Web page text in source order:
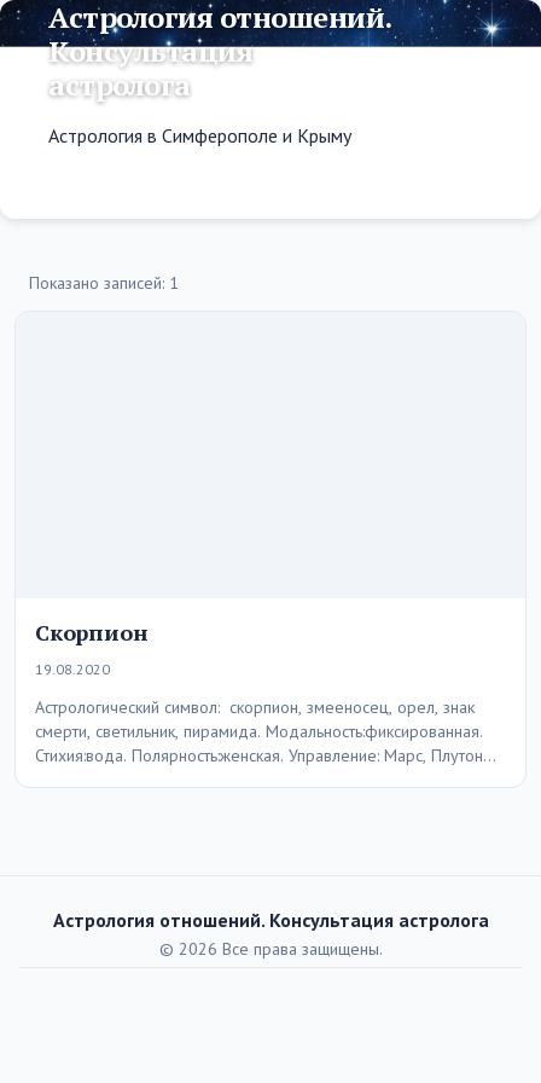
Астрология отношений.
Консультация
астролога
Астрология в Симферополе и Крыму
Показано записей: 1
Скорпион
19.08.2020
Астрологический символ: скорпион, змееносец, орел, знак
смерти, светильник, пирамида. Модальность:фиксированная.
Стихия:вода. Полярность:женская. Управление: Марс, Плутон
Астрология отношений. Консультация астролога
© 2026 Все права защищены.